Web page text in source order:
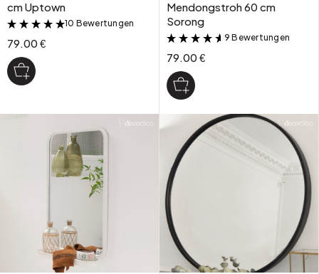
cm Uptown
&
10 Bewertungen
79.00 €
Mendongstroh 60 cm
Sorong
&
9 Bewertungen
79.00 €